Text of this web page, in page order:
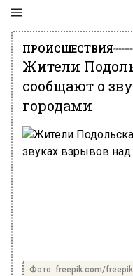
ПРОИСШЕСТВИЯ
Жители
сообщают о
городами
Фото: freepik.com/freepik